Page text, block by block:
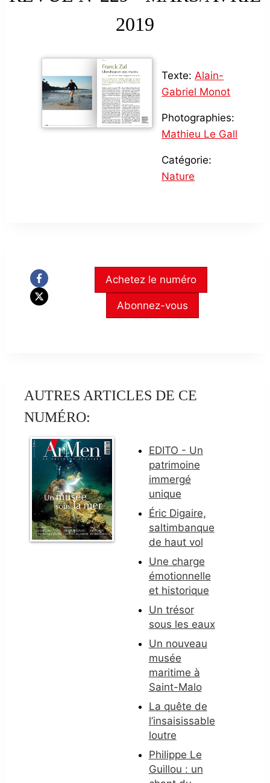
2019
Texte: Alain-
Gabriel Monot
Photographies:
Mathieu Le Gall
Catégorie:
Nature
Achetez le numéro
Abonnez-vous
AUTRES ARTICLES DE CE
NUMÉRO:
EDITO - Un
patrimoine
immergé
unique
Éric Digaire,
saltimbanque
de haut vol
Une charge
émotionnelle
et historique
Un trésor
sous les eaux
Un nouveau
musée
maritime à
Saint-Malo
La quête de
l’insaisissable
loutre
Philippe Le
Guillou : un